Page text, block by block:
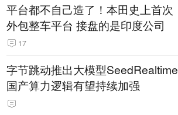
平台都不自己造了！本田史上首次
外包整车平台 接盘的是印度公司
17
字节跳动推出大模型SeedRealtime
国产算力逻辑有望持续加强